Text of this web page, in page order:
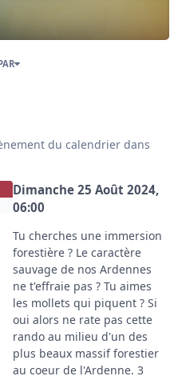
du calendrier dans
Dimanche 25 Août 2024,
06:00
Tu cherches une immersion
forestière ? Le caractère
sauvage de nos Ardennes
ne t'effraie pas ? Tu aimes
les mollets qui piquent ? Si
oui alors ne rate pas cette
rando au milieu d'un des
plus beaux massif forestier
au coeur de l'Ardenne. 3